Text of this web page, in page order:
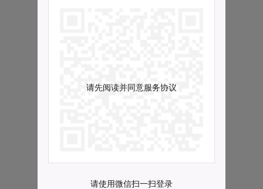
请先阅读并同意服务协议
请使用微信扫一扫登录